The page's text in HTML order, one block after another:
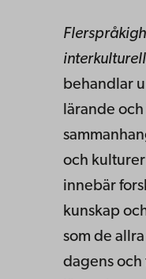
behandlar
lärande
och
innebär
kunskap
som de
dagens